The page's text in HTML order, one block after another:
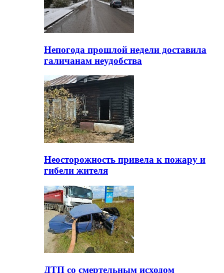
Непогода прошлой недели доставила
галичанам неудобства
Неосторожность привела к пожару и
гибели жителя
ДТП со смертельным исходом